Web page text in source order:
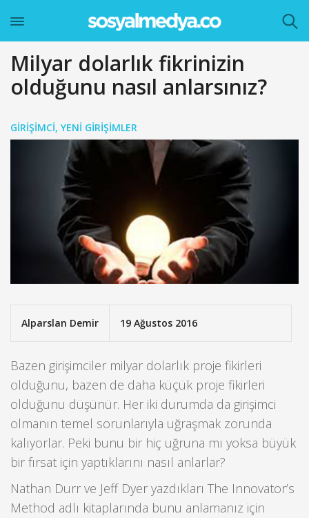
Milyar dolarlık fikrinizin
olduğunu nasıl anlarsınız?
GIRIŞIMCI, YENI GIRIŞIMLER
Alparslan Demir 19 Ağustos 2016
Bazen girişimciler milyar dolarlık proje fikirleri
olduğunu, bazen de daha küçük proje fikirleri
olduğunu düşünür. Her iki durumda da girişimci
olmanın temel sorunlarıyla uğraşmak zorunda
kalıyorlar. Peki bunu bir hiç uğruna mı yoksa büyük
bir fırsat için yaptıklarını nasıl anlarlar?
Nathan Durr ve Jeff Dyer yazdıkları The Innovator’s
Method adlı kitaplarında bunu anlamanız için